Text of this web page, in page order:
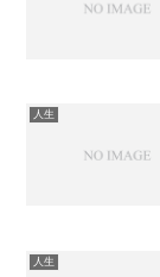
人生
人生